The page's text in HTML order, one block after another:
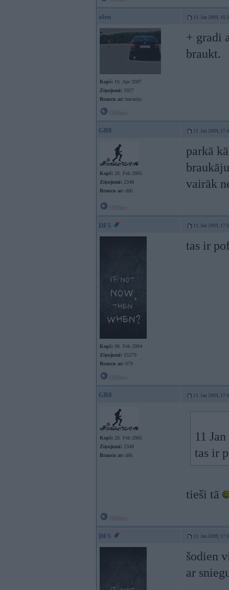
alen 11. Jan 2009,
Kopš: 16. Apr 2007
Ziņojumi: 1027
Braucu ar: bavariju
+ gradi
braukt.
GR8 11. Jan 2009,
Kopš: 20. Feb 2005
Ziņojumi: 2348
Braucu ar: dēli
parkā
vairāk
DFS 11. Jan 2009,
Kopš: 08. Feb 2004
Ziņojumi: 15279
Braucu ar: 979
tas ir
GR8 11. Jan 2009,
Kopš: 20. Feb 2005
Ziņojumi: 2348
Braucu ar: dēli
11
tas ir
tieši tā
DFS 11. Jan 2009,
šodien
ar